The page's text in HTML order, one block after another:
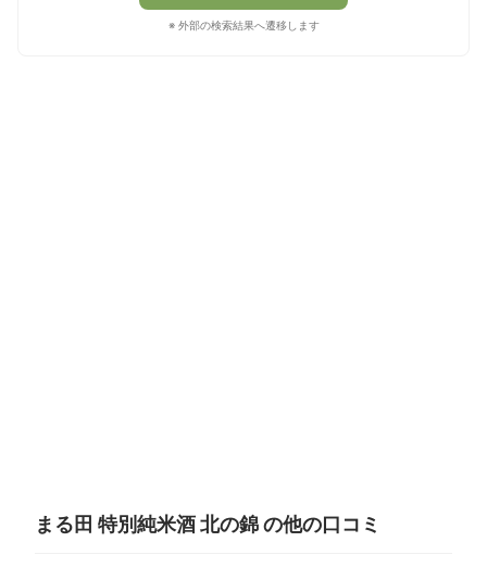
※ 外部の検索結果へ遷移します
まる田 特別純米酒 北の錦 の他の口コミ